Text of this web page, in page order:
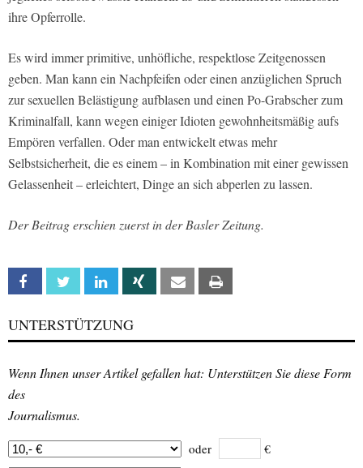
ihre Opferrolle.
Es wird immer primitive, unhöfliche, respektlose Zeitgenossen
geben. Man kann ein Nachpfeifen oder einen anzüglichen Spruch
zur sexuellen Belästigung aufblasen und einen Po-Grabscher zum
Kriminalfall, kann wegen einiger Idioten gewohnheitsmäßig aufs
Empören verfallen. Oder man entwickelt etwas mehr
Selbstsicherheit, die es einem – in Kombination mit einer gewissen
Gelassenheit – erleichtert, Dinge an sich abperlen zu lassen.
Der Beitrag erschien zuerst in der Basler Zeitung.
Facebook Twitter Linkedin Xing Email
UNTERSTÜTZUNG
Wenn Ihnen unser Artikel gefallen hat: Unterstützen Sie diese Form
des
Journalismus.
oder €